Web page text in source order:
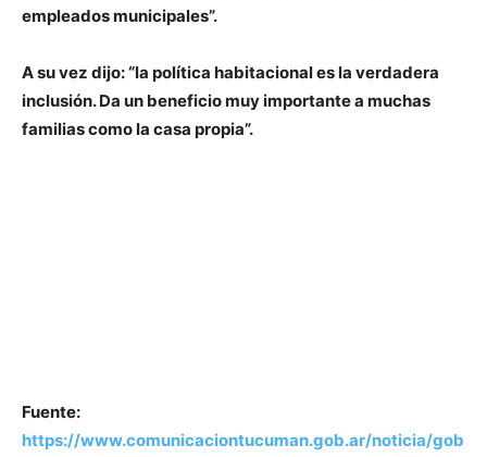
empleados municipales”.
A su vez dijo: “la política habitacional es la verdadera
inclusión. Da un beneficio muy importante a muchas
familias como la casa propia”.
Fuente:
https://www.comunicaciontucuman.gob.ar/noticia/gob